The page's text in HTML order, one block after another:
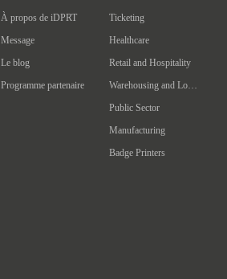
À propos de iDPRT
Message
Le blog
Programme partenaire
Ticketing
Healthcare
Retail and Hospitality
Warehousing and Logistics
Public Sector
Manufacturing
Badge Printers